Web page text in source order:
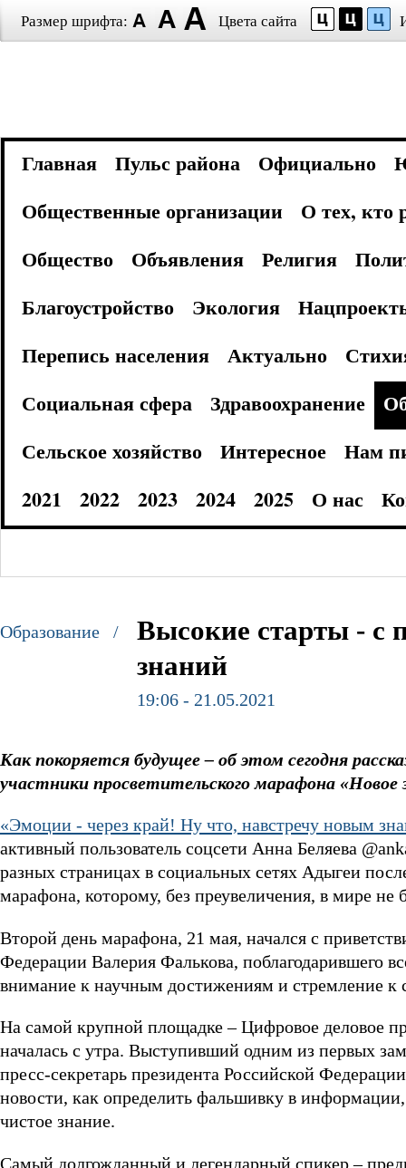
Размер шрифта: Цвета сайта
Главная Пульс района Официально
Общественные организации
О тех, кто
Общество
Объявления Религия
Благоустройство
Экология
Перепись населения
Актуально
Социальная сфера
Здравоохранение
Сельское хозяйство
Интересное
Нам
2021
2022 2023 2024 2025 О нас
Образование /
Высокие старты - с
знаний
19:06 - 21.05.2021
Как покоряется будущее – об этом сегодня
участники просветительского марафона «Новое
«Эмоции - через край! Ну что, навстречу новым
активный пользователь соцсети Анна Беляева
разных страницах в социальных сетях Адыгеи
марафона, которому, без преувеличения, в мире не
Второй день марафона, 21 мая, начался с
Федерации Валерия Фалькова, поблагодарившего
внимание к научным достижениям и стремление к
На самой крупной площадке – Цифровое деловое
началась с утра. Выступивший одним из первых
пресс-секретарь президента Российской
новости, как определить фальшивку в
чистое знание.
Самый долгожданный и легендарный спикер –